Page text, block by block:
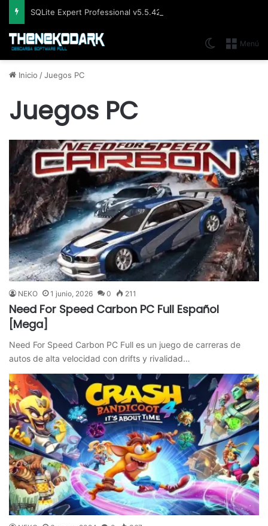
Menú
Switch skin
Inicio /Juegos PC
Juegos PC
NEKO 1 junio, 2026 0 211
Need For Speed Carbon PC Full Español
[Mega]
Need For Speed Carbon PC Full es un juego de carreras de
autos de alta velocidad con drifts y rivalidad…